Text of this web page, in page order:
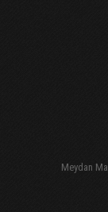
Meydan